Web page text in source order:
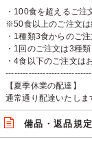
・100食を超えるご注
※50食以上のご注文は
・1種類3食からのご
・1回のご注文は3種
・4食以下のご注文は
【夏季休業の配達】
通常通り配達いたしま
備品・返品規定